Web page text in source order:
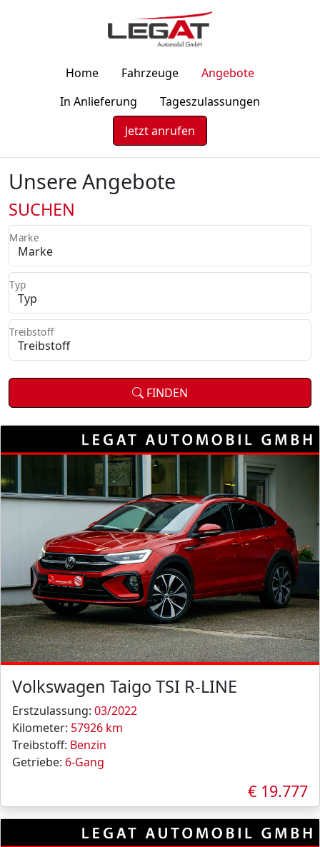
Home Fahrzeuge
Angebote
In Anlieferung
Tageszulassungen
Jetzt anrufen
Unsere Angebote
SUCHEN
Marke
Typ
Treibstoff
FINDEN
Volkswagen Taigo TSI R-LINE
Erstzulassung: 03/2022
Kilometer: 57926 km
Treibstoff: Benzin
Getriebe: 6-Gang
€ 19.777